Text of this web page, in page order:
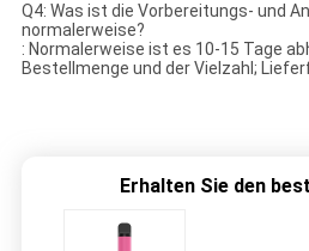
Q4: Was ist die Vorbereitungs- und
normalerweise?
: Normalerweise ist es 10-15 Tage
Bestellmenge und der Vielzahl;
Erhalten Sie den